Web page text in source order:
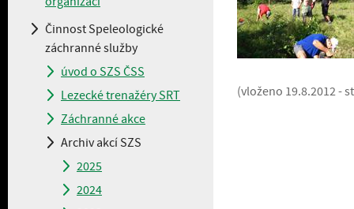
Činnost Speleologické
záchranné služby
úvod o SZS ČSS
Lezecké trenažéry SRT
Záchranné akce
Archiv akcí SZS
2025
2024
(vloženo 19.8.2012 -